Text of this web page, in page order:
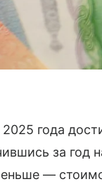
года
за год
—